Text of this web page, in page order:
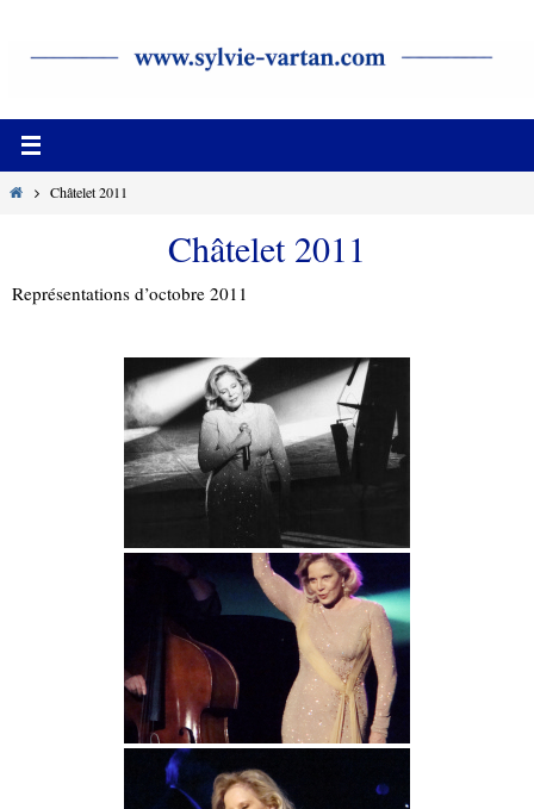
HomeChâtelet 2011
Châtelet 2011
Représentations d’octobre 2011